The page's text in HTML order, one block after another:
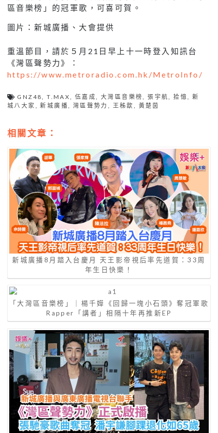
區音樂榜」的冠軍歌，可喜可賀。
圖片：新城廣播、大會提供
重溫節目，請於５月21日早上十一時登入知訊台
《灣區聲勢力》：
https://www.metroradio.com.hk/MetroInfo/
GNZ48,T.MAX,伍嘉成,大灣區音樂榜,張宇航,拾憶, 新
城八大家 ,新城廣播, 灣區聲勢力 , 王秭歆 , 黃楚茵
相關文章：
新城廣播8月踏入台慶月 天王影帝視后率先道賀：33周
年生日快樂！
「大灣區音樂榜」｜楊千嬅《回歸一塊小石頭》奪冠軍歌
Rapper「講者」相隔十年再推新EP